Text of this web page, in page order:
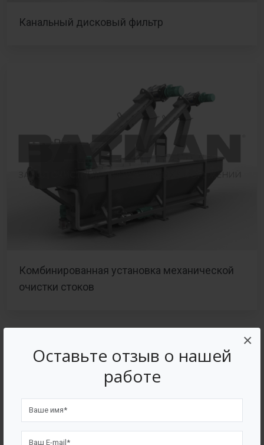
Оставьте отзыв о нашей
работе
×
Канальный дисковый фильтр
Комбинированная установка механической
очистки стоков